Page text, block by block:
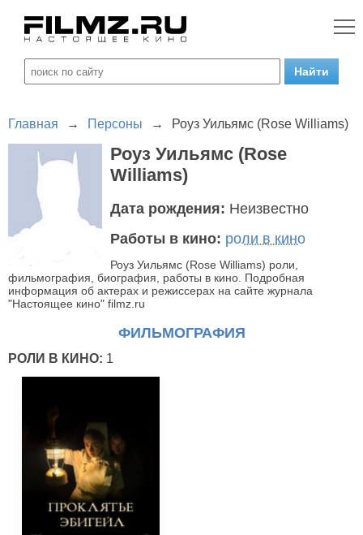
Главная → Персоны → Роуз Уильямс (Rose Williams)
Роуз Уильямс (Rose
Williams)
Дата рождения: Неизвестно
Работы в кино: роли в кино
Роуз Уильямс (Rose Williams) роли,
фильмография, биография, работы в кино. Подробная
информация об актерах и режиссерах на сайте журнала
"Настоящее кино" filmz.ru
ФИЛЬМОГРАФИЯ
РОЛИ В КИНО: 1